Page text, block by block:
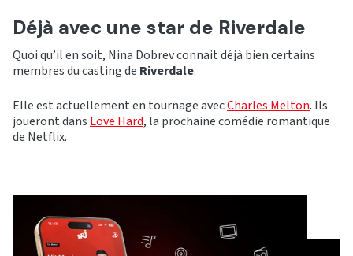
Déjà avec une star de Riverdale
Quoi qu’il en soit, Nina Dobrev connait déjà bien certains
membres du casting de Riverdale.
Elle est actuellement en tournage avecCharles Melton. Ils
joueront dans Love Hard, la prochaine comédie romantique
de Netflix.